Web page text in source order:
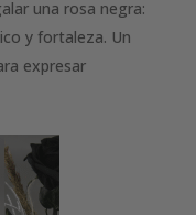
una rosa negra:
y fortaleza. Un
expresar